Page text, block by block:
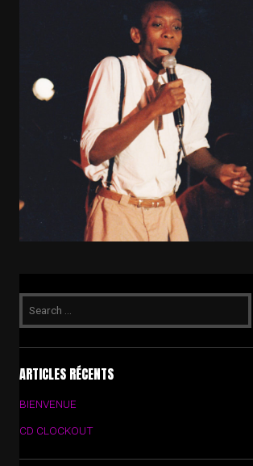
ARTICLES RÉCENTS
BIENVENUE
CD CLOCKOUT